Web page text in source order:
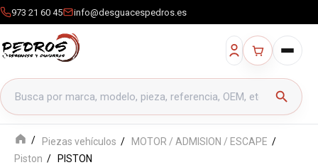
973 21 60 45 info@desguacespedros.es
Buscar productos
search
Piezas vehículos
MOTOR / ADMISION / ESCAPE
Piston
PISTON